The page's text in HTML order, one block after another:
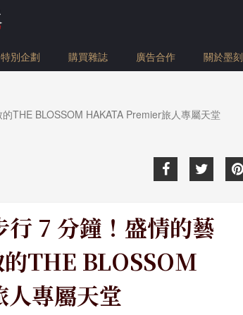
特別企劃 購買雜誌 廣告合作 關於墨刻
THE BLOSSOM HAKATA Premier旅人專屬天堂
7 分鐘！盛情的藝
THE BLOSSOM
專屬天堂